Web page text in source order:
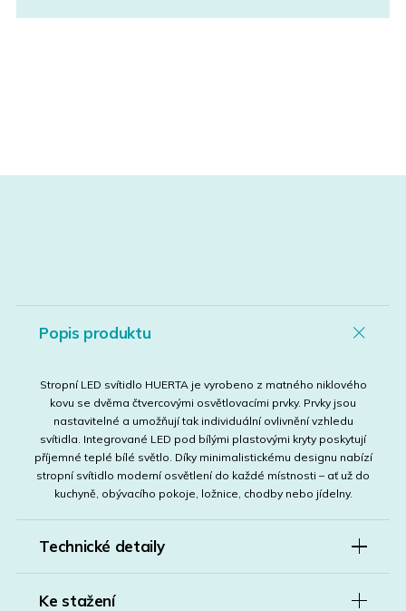
Popis produktu
Stropní LED svítidlo HUERTA je vyrobeno z matného niklového
kovu se dvěma čtvercovými osvětlovacími prvky. Prvky jsou
nastavitelné a umožňují tak individuální ovlivnění vzhledu
svítidla. Integrované LED pod bílými plastovými kryty poskytují
příjemné teplé bílé světlo. Díky minimalistickému designu nabízí
stropní svítidlo moderní osvětlení do každé místnosti – ať už do
kuchyně, obývacího pokoje, ložnice, chodby nebo jídelny.
Technické detaily
Ke stažení